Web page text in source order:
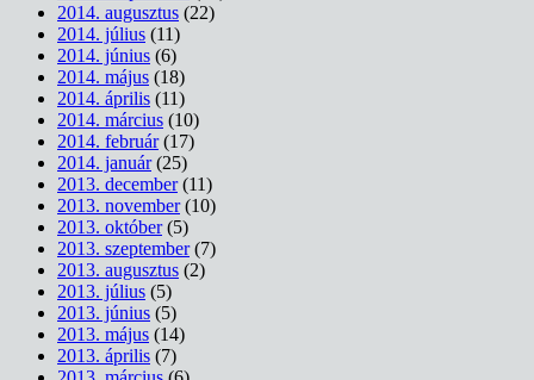
2014. augusztus (22)
2014. július (11)
2014. június (6)
2014. május (18)
2014. április (11)
2014. március (10)
2014. február(17)
2014. január(25)
2013. december(11)
2013. november(10)
2013. október(5)
2013. szeptember(7)
2013. augusztus (2)
2013. július (5)
2013. június (5)
2013. május (14)
2013. április (7)